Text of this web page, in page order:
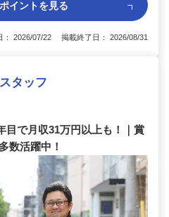
イントを見る
： 2026/07/22 掲載終了日： 2026/08/31
タッフ
目で月収31万円以上も！｜賞
数活躍中！